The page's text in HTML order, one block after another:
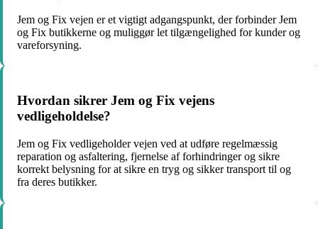
Jem og Fix vejen er et vigtigt adgangspunkt, der forbinder Jem
og Fix butikkerne og muliggør let tilgængelighed for kunder og
vareforsyning.
Hvordan sikrer Jem og Fix vejens
vedligeholdelse?
Jem og Fix vedligeholder vejen ved at udføre regelmæssig
reparation og asfaltering, fjernelse af forhindringer og sikre
korrekt belysning for at sikre en tryg og sikker transport til og
fra deres butikker.